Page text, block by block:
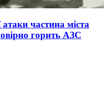
частина міста
горить АЗС